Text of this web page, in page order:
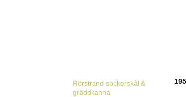
Rörstrand sockerskål &
gräddkanna
195